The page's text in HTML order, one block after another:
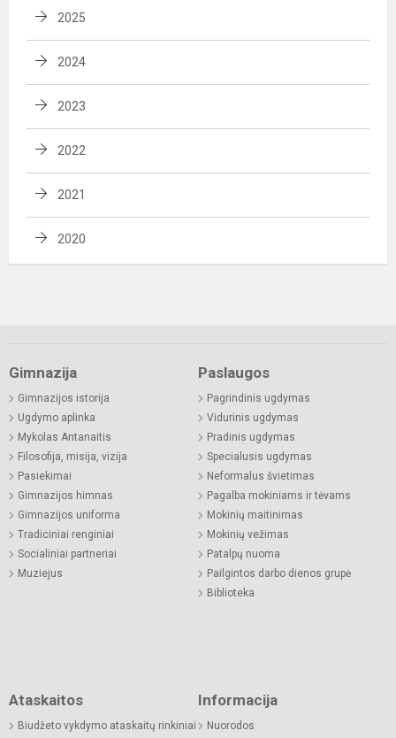
2025
2024
2023
2022
2021
2020
Gimnazija
Gimnazijos istorija
Ugdymo aplinka
Mykolas Antanaitis
Filosofija, misija, vizija
Pasiekimai
Gimnazijos himnas
Gimnazijos uniforma
Tradiciniai renginiai
Socialiniai partneriai
Muziejus
Paslaugos
Pagrindinis ugdymas
Vidurinis ugdymas
Pradinis ugdymas
Specialusis ugdymas
Neformalus švietimas
Pagalba mokiniams ir tėvams
Mokinių maitinimas
Mokinių vežimas
Patalpų nuoma
Pailgintos darbo dienos grupė
Biblioteka
Ataskaitos
Biudžeto vykdymo ataskaitų rinkiniai
Informacija
Nuorodos